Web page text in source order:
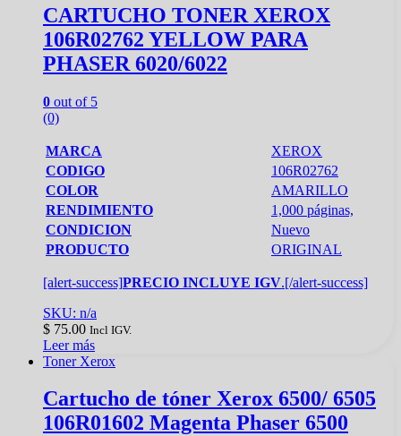
CARTUCHO TONER XEROX
106R02762 YELLOW PARA
PHASER 6020/6022
0 out of 5
(0)
MARCA
XEROX
CODIGO
106R02762
COLOR
AMARILLO
RENDIMIENTO
1,000 páginas,
CONDICION
Nuevo
PRODUCTO
ORIGINAL
[alert-success]PRECIO INCLUYE IGV.[/alert-success]
SKU: n/a
$ 75.00 Incl IGV.
Leer más
Toner Xerox
Cartucho de tóner Xerox 6500/ 6505
106R01602 Magenta Phaser 6500